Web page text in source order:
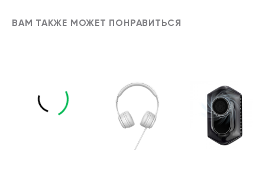
ВАМ ТАКЖЕ МОЖЕТ ПОНРАВИТЬСЯ